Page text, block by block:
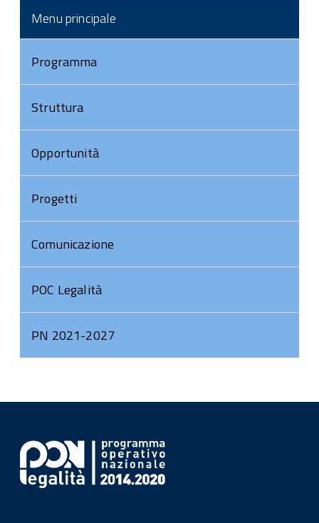
Menu principale
Programma
Struttura
Opportunità
Progetti
Comunicazione
POC Legalità
PN 2021-2027